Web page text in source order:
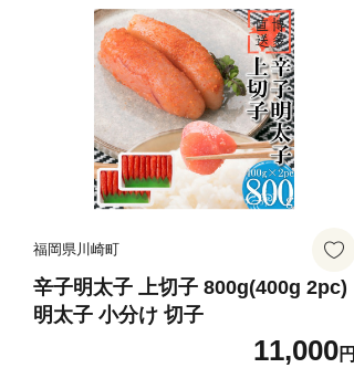
福岡県川崎町
辛子明太子 上切子 800g(400g 2pc)
明太子 小分け 切子
11,000円